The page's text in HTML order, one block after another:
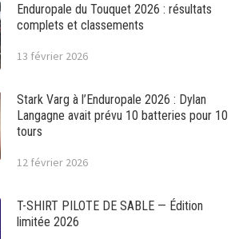
Enduropale du Touquet 2026 : résultats
complets et classements
13 février 2026
Stark Varg à l’Enduropale 2026 : Dylan
Langagne avait prévu 10 batteries pour 10
tours
12 février 2026
T-SHIRT PILOTE DE SABLE — Édition
limitée 2026